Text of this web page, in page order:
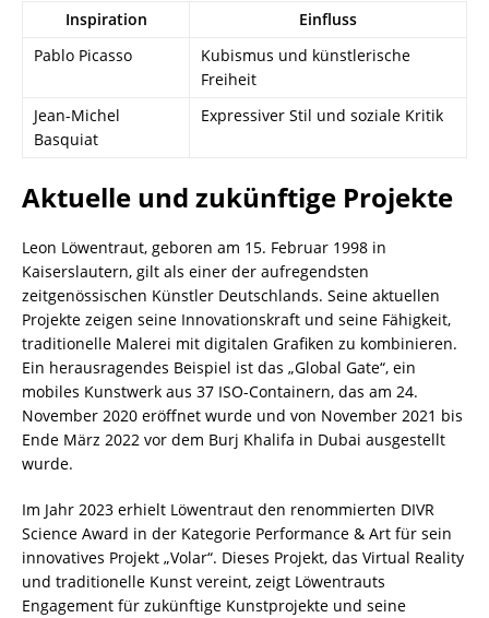
Inspiration
Einfluss
Pablo Picasso
Kubismus und künstlerische
Freiheit
Jean-Michel
Basquiat
Expressiver Stil und soziale Kritik
Aktuelle und zukünftige Projekte
Leon Löwentraut, geboren am 15. Februar 1998 in
Kaiserslautern, gilt als einer der aufregendsten
zeitgenössischen Künstler Deutschlands. Seine aktuellen
Projekte zeigen seine Innovationskraft und seine Fähigkeit,
traditionelle Malerei mit digitalen Grafiken zu kombinieren.
Ein herausragendes Beispiel ist das „Global Gate“, ein
mobiles Kunstwerk aus 37 ISO-Containern, das am 24.
November 2020 eröffnet wurde und von November 2021 bis
Ende März 2022 vor dem Burj Khalifa in Dubai ausgestellt
wurde.
Im Jahr 2023 erhielt Löwentraut den renommierten DIVR
Science Award in der Kategorie Performance & Art für sein
innovatives Projekt „Volar“. Dieses Projekt, das Virtual Reality
und traditionelle Kunst vereint, zeigt Löwentrauts
Engagement für zukünftige Kunstprojekte und seine